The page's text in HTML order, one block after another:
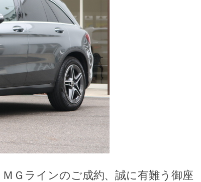
Ｇラインのご成約、誠に有難う御座